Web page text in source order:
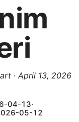
· April 13, 2026
04-13·
05-12